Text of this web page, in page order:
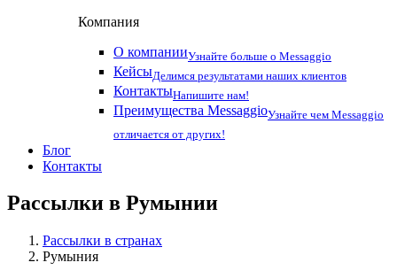
Компания
О компанииУзнайте больше о Messaggio
КейсыДелимся результатами наших клиентов
КонтактыНапишите нам!
Преимущества MessaggioУзнайте чем Messaggio
отличается от других!
Блог
Контакты
Рассылки в Румынии
Рассылки в странах
Румыния